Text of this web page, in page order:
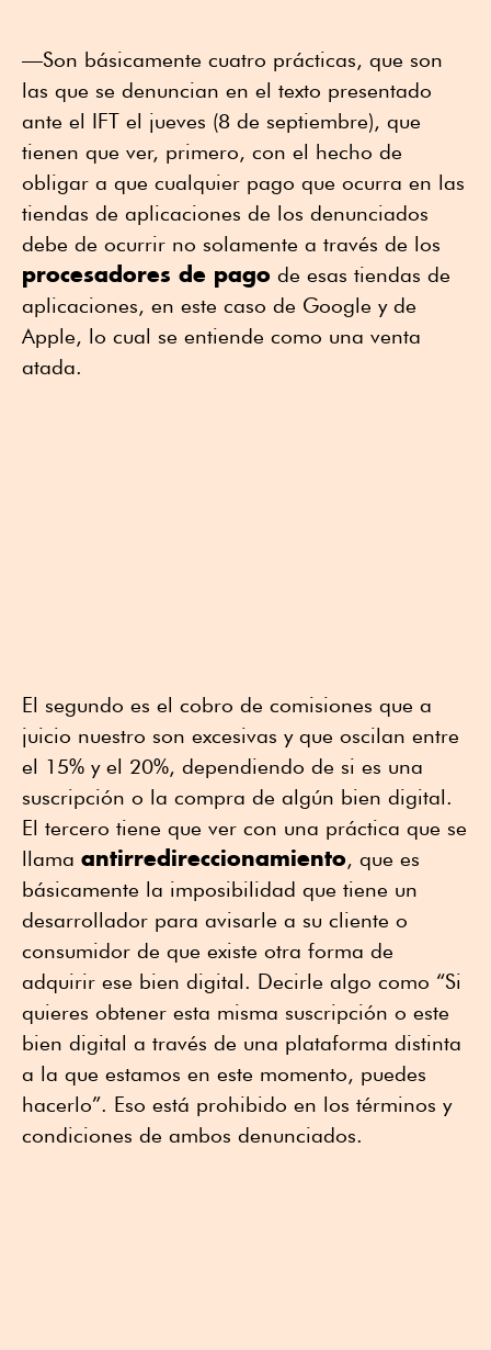
—Son básicamente cuatro prácticas, que son
las que se denuncian en el texto presentado
ante el IFT el jueves (8 de septiembre), que
tienen que ver, primero, con el hecho de
obligar a que cualquier pago que ocurra en las
tiendas de aplicaciones de los denunciados
debe de ocurrir no solamente a través de los
procesadores de pago de esas tiendas de
aplicaciones, en este caso de Google y de
Apple, lo cual se entiende como una venta
atada.
El segundo es el cobro de comisiones que a
juicio nuestro son excesivas y que oscilan entre
el 15% y el 20%, dependiendo de si es una
suscripción o la compra de algún bien digital.
El tercero tiene que ver con una práctica que se
llama antirredireccionamiento, que es
básicamente la imposibilidad que tiene un
desarrollador para avisarle a su cliente o
consumidor de que existe otra forma de
adquirir ese bien digital. Decirle algo como “Si
quieres obtener esta misma suscripción o este
bien digital a través de una plataforma distinta
a la que estamos en este momento, puedes
hacerlo”. Eso está prohibido en los términos y
condiciones de ambos denunciados.